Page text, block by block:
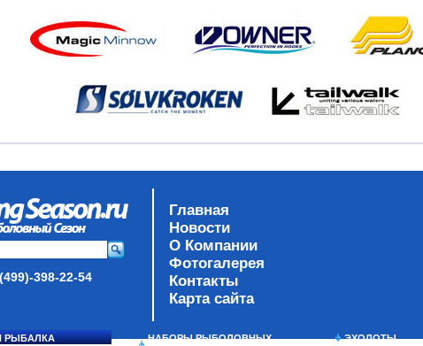
398-22-54
Главная
Новости
О Компании
Фотогалерея
Контакты
Карта сайта
РЫБАЛКА
НАБОРЫ РЫБОЛОВНЫХ
ЭХОЛОТЫ